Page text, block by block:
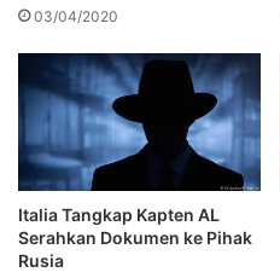
03/04/2020
Italia Tangkap Kapten AL
Serahkan Dokumen ke Pihak
Rusia